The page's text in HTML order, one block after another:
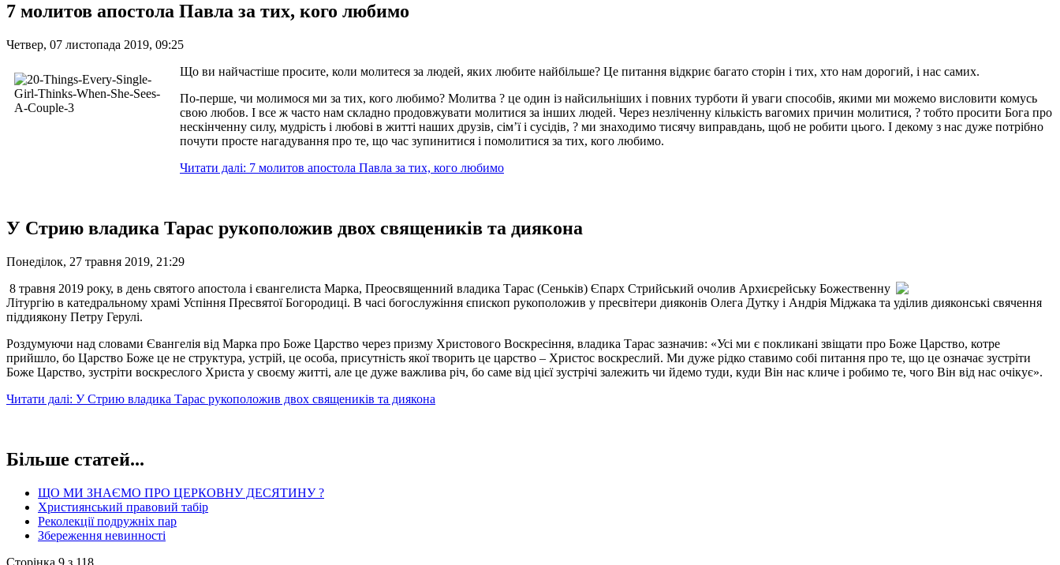
7 молитов апостола Павла за тих, кого любимо
Четвер, 07 листопада 2019, 09:25
Що ви найчастіше просите, коли молитеся за людей, яких любите найбільше? Це питання відкриє багато сторін і тих, хто нам дорогий, і нас самих.
По-перше, чи молимося ми за тих, кого любимо? Молитва ? це один із найсильніших і повних турботи й уваги способів, якими ми можемо висловити комусь
свою любов. І все ж часто нам складно продовжувати молитися за інших людей. Через незліченну кількість вагомих причин молитися, ? тобто просити Бога про
нескінченну силу, мудрість і любові в житті наших друзів, сім’ї і сусідів, ? ми знаходимо тисячу виправдань, щоб не робити цього. І декому з нас дуже потрібно
почути просте нагадування про те, що час зупинитися і помолитися за тих, кого любимо.
Читати далі: 7 молитов апостола Павла за тих, кого любимо
У Стрию владика Тарас рукоположив двох священиків та диякона
Понеділок, 27 травня 2019, 21:29
8 травня 2019 року, в день святого апостола і євангелиста Марка, Преосвященний владика Тарас (Сеньків) Єпарх Стрийський очолив Архиєрейську Божественну
Літургію в катедральному храмі Успіння Пресвятої Богородиці. В часі богослужіння єпископ рукоположив у пресвітери дияконів Олега Дутку і Андрія Міджака та уділив дияконські свячення
піддиякону Петру Герулі.
Роздумуючи над словами Євангелія від Марка про Боже Царство через призму Христового Воскресіння, владика Тарас зазначив: «Усі ми є покликані звіщати про Боже Царство, котре
прийшло, бо Царство Боже це не структура, устрій, це особа, присутність якої творить це царство – Христос воскреслий. Ми дуже рідко ставимо собі питання про те, що це означає зустріти
Боже Царство, зустріти воскреслого Христа у своєму житті, але це дуже важлива річ, бо саме від цієї зустрічі залежить чи йдемо туди, куди Він нас кличе і робимо те, чого Він від нас очікує».
Читати далі: У Стрию владика Тарас рукоположив двох священиків та диякона
Більше статей...
ЩО МИ ЗНАЄМО ПРО ЦЕРКОВНУ ДЕСЯТИНУ ?
Християнський правовий табір
Реколекції подружніх пар
Збереження невинності
Сторінка 9 з 118